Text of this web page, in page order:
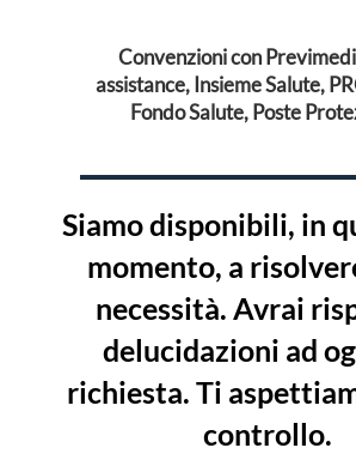
Convenzioni con
assistance, Insieme Salute,
Fondo Salute, Poste
Siamo disponibili, in
momento, a
necessità. Avrai
delucidazioni ad
richiesta. Ti
controllo.